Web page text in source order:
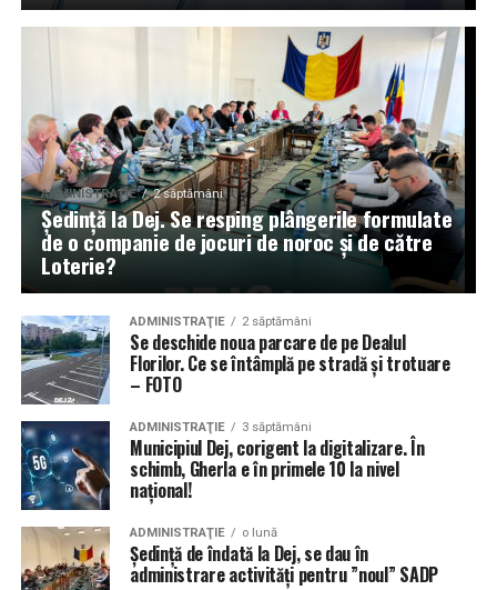
ADMINISTRAŢIE 2 săptămâni
Ședință la Dej. Se resping plângerile formulate
de o companie de jocuri de noroc și de către
Loterie?
ADMINISTRAŢIE 2 săptămâni
Se deschide noua parcare de pe Dealul
Florilor. Ce se întâmplă pe stradă și trotuare
– FOTO
ADMINISTRAŢIE 3 săptămâni
Municipiul Dej, corigent la digitalizare. În
schimb, Gherla e în primele 10 la nivel
național!
ADMINISTRAŢIE o lună
Ședință de îndată la Dej, se dau în
administrare activități pentru ”noul” SADP